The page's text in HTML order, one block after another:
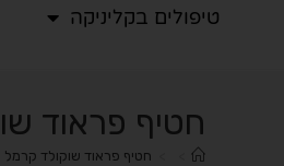
טיפולים בקליניקה
חטיף פראוד
חטיף פראוד שוקולד קרמל